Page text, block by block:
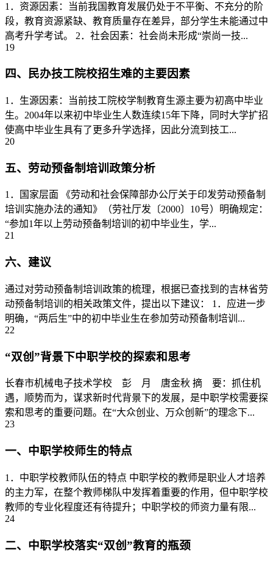
1．资源因素：当前我国教育发展仍处于不平衡、不充分的阶
段，教育资源紧缺、教育质量存在差异，部分学生未能通过中
高考升学考试。 2．社会因素：社会尚未形成“崇尚一技...
19
四、民办技工院校招生难的主要因素
1．生源因素：当前技工院校学制教育生源主要为初高中毕业
生。2004年以来初中毕业生人数连续15年下降，同时大学扩招
使高中毕业生具有了更多升学选择，因此分流到技工...
20
五、劳动预备制培训政策分析
1．国家层面 《劳动和社会保障部办公厅关于印发劳动预备制
培训实施办法的通知》（劳社厅发〔2000〕10号）明确规定：
“参加1年以上劳动预备制培训的初中毕业生，学...
21
六、建议
通过对劳动预备制培训政策的梳理，根据已查找到的吉林省劳
动预备制培训的相关政策文件，提出以下建议： 1．应进一步
明确，“两后生”中的初中毕业生在参加劳动预备制培训...
22
“双创”背景下中职学校的探索和思考
长春市机械电子技术学校 彭 月 唐金秋 摘 要：抓住机
遇，顺势而为，谋求新时代背景下的发展，是中职学校需要探
索和思考的重要问题。在“大众创业、万众创新”的理念下...
23
一、中职学校师生的特点
1．中职学校教师队伍的特点 中职学校的教师是职业人才培养
的主力军，在整个教师梯队中发挥着重要的作用，但中职学校
教师的专业化程度还有待提升；中职学校的师资力量有限...
24
二、中职学校落实“双创”教育的瓶颈